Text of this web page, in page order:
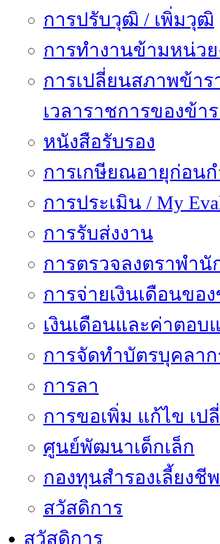
การปรับวุฒิ / เพิ่มวุฒิ
การทำงานข้ามหน่ว
การเปลี่ยนสภาพข้า
เวลาราชการของข้า
หนังสือรับรอง
การเกษียณอายุก่อน
การประเมิน / My
การรับส่งงาน
การตรวจลงตราพำ
การจ่ายเงินเดือนขอ
เงินเดือนและค่าตอบ
การจัดทำบัตรบุคลา
การลา
การขอเพิ่ม แก้ไข เ
ศูนย์พัฒนาเด็กเล็ก
กองทุนสำรองเลี้ยงชีพ
สวัสดิการ
สวัสดิการ